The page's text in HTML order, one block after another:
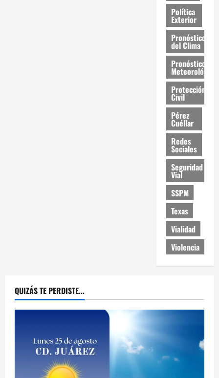
Política
Exterior
Pronóstico
del Clima
Pronóstico
Meteorológico
Protección
Civil
Pérez
Cuéllar
Redes
Sociales
Seguridad
Vial
SSPM
Texas
Vialidad
Violencia
QUIZÁS TE PERDISTE...